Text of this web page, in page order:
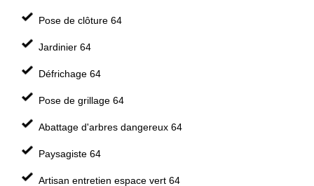
Pose de clôture 64
Jardinier 64
Défrichage 64
Pose de grillage 64
Abattage d'arbres dangereux 64
Paysagiste 64
Artisan entretien espace vert 64